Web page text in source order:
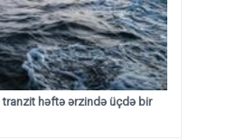
tranzit həftə ərzində üçdə bir